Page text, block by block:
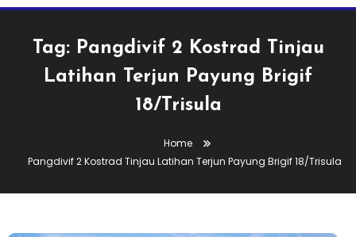
Tag: Pangdivif 2 Kostrad Tinjau
Latihan Terjun Payung Brigif
18/Trisula
Home
Pangdivif 2 Kostrad Tinjau Latihan Terjun Payung Brigif 18/Trisula